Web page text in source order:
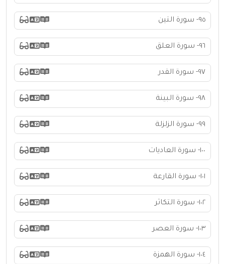
٩٥- سورة التين
٩٦- سورة العلق
٩٧- سورة القدر
٩٨- سورة البينة
٩٩- سورة الزلزلة
١٠٠- سورة العاديات
١٠١- سورة القارعة
١٠٢- سورة التكاثر
١٠٣- سورة العصر
١٠٤- سورة الهمزة